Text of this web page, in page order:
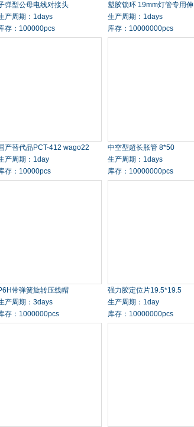
弹型公母电线对接头
产周期：1days
存：100000pcs
塑胶锁环 19mm灯管专用伸
生产周期：1days
库存：10000000pcs
产替代品PCT-412 wago22
产周期：1day
存：10000pcs
中空型超长胀管 8*50
生产周期：1days
库存：10000000pcs
带弹簧旋转压线帽
产周期：3days
存：1000000pcs
强力胶定位片19.5*19.5
生产周期：1day
库存：10000000pcs